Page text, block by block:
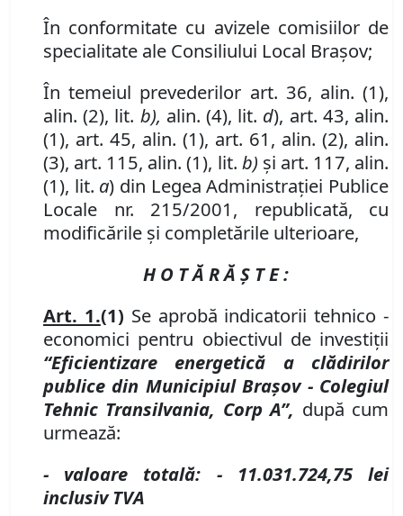
În conformitate cu avizele comisiilor de
specialitate ale Consiliului Local Braşov;
În temeiul prevederilor art. 36, alin. (1),
alin. (2), lit. b), alin. (4), lit. d), art. 43, alin.
(1), art. 45, alin. (1), art. 61, alin. (2), alin.
(3), art. 115, alin. (1), lit. b) şi art. 117, alin.
(1), lit. a) din Legea Administraţiei Publice
Locale nr. 215/2001, republicată, cu
modificările şi completările ulterioare,
H O T Ă R Ă Ş T E :
Art. 1.(1) Se aprobă indicatorii tehnico -
economici pentru obiectivul de investiţii
“Eficientizare energetică a clădirilor
publice din Municipiul Braşov - Colegiul
Tehnic Transilvania, Corp A”, după cum
urmează:
- valoare totală:
- 11.031.724,75lei
inclusiv TVA